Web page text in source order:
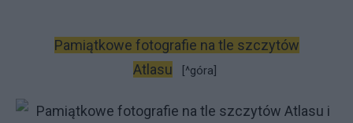
Pamiątkowe fotografie na tle szczytów
Atlasu [^góra]